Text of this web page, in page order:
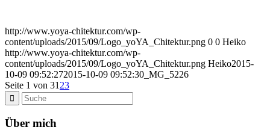
http://www.yoya-chitektur.com/wp-
content/uploads/2015/09/Logo_yoYA_Chitektur.png 0 0 Heiko
http://www.yoya-chitektur.com/wp-
content/uploads/2015/09/Logo_yoYA_Chitektur.png Heiko2015-
10-09 09:52:272015-10-09 09:52:30 _MG_5226
Seite 1 von 31 23
Über mich